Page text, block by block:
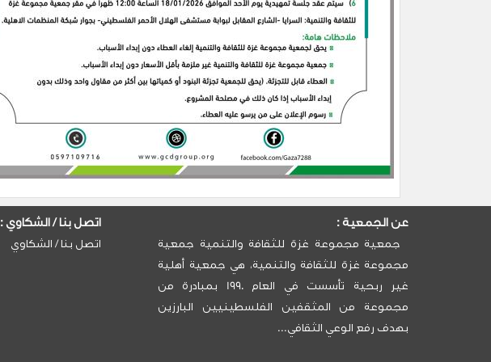
عن الجمعية :
جمعية مجموعة غزة للثقافة والتنمية جمعية
مجموعة غزة للثقافة والتنمية، هي جمعية أهلية
غير ربحية تأسست في العام 1990 بمبادرة من
مجموعة من المثقفين الفلسطينيين البارزين
بهدف رفع الوعي الثقافي...
اتصل بنا / الشكاوي :
اتصل بنا / الشكاوي